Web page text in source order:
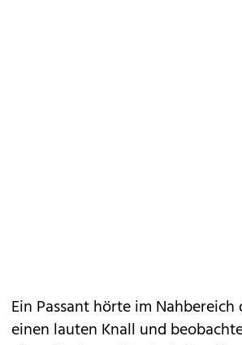
Ein Passant hörte im Nahbereich
einen lauten Knall und